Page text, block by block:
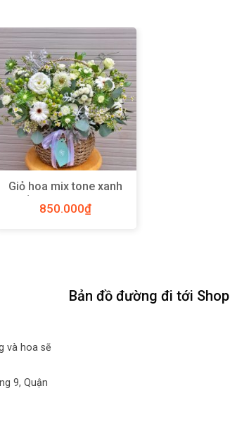
Giỏ hoa mix tone xanh
trắng size M – Y83
850.000₫
và hoa sẽ
9, Quận
Bản đồ đường đi tới Shop